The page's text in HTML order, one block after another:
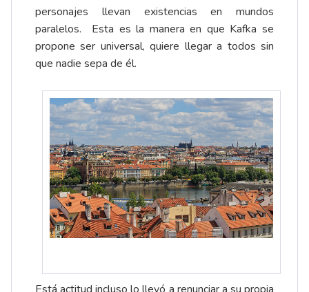
personajes llevan existencias en mundos
paralelos. Esta es la manera en que Kafka se
propone ser universal, quiere llegar a todos sin
que nadie sepa de él.
Está actitud incluso lo llevó a renunciar a su propia